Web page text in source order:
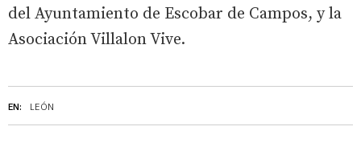
EN: LEÓN
del Ayuntamiento de Escobar de Campos, y la
Asociación Villalon Vive.